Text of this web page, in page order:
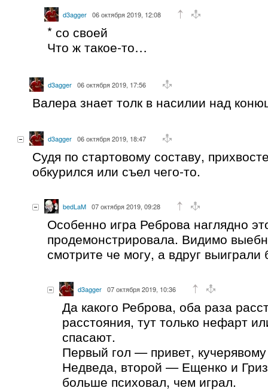
d3agger 06 октября 2019, 12:08
* со своей
Что ж такое-то…
d3agger 06 октября 2019, 17:56
Валера знает толк в насилии над
d3agger 06 октября 2019, 18:47
Судя по стартовому составу,
обкурился или съел чего-то.
bedLaM 07 октября 2019, 09:28
Особенно игра Реброва наглядно
продемонстрировала. Видимо
смотрите че могу, а вдруг выиграли
d3agger 07 октября 2019, 10:36
Да какого Реброва, оба раза
расстояния, тут только нефарт
спасают.
Первый гол — привет,
Недведа, второй — Ещенко и
больше психовал, чем играл.